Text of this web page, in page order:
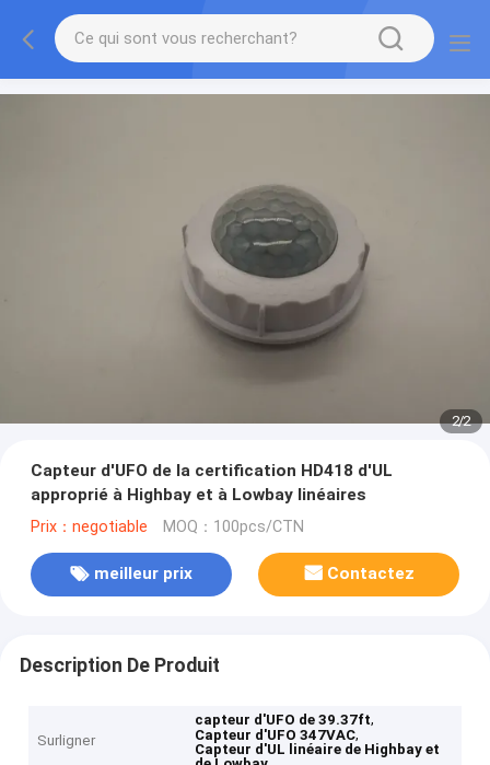
2/2
Capteur d'UFO de la certification HD418 d'UL
approprié à Highbay et à Lowbay linéaires
Prix：negotiable MOQ：100pcs/CTN
meilleur prix Contactez
Description De Produit
Surligner
capteur d'UFO de 39.37ft,
Capteur d'UFO 347VAC,
Capteur d'UL linéaire de Highbay et